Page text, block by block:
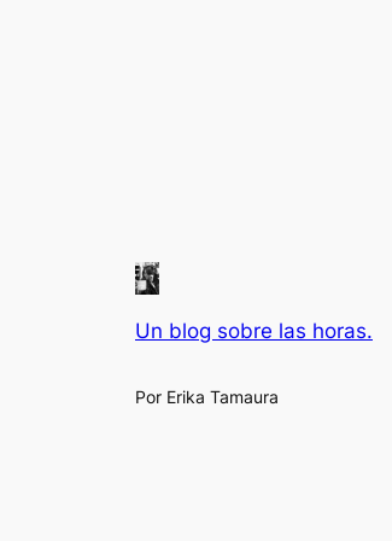
Un blog sobre las horas.
Por Erika Tamaura